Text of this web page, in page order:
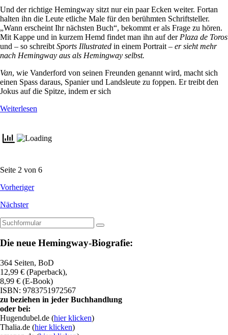
Und der richtige Hemingway sitzt nur ein paar Ecken weiter. Fortan
halten ihn die Leute etliche Male für den berühmten Schriftsteller.
„Wann erscheint Ihr nächsten Buch“, bekommt er als Frage zu hören.
Mit Kappe und in kurzem Hemd findet man ihn auf der Plaza de Toros
und – so schreibt Sports Illustrated in einem Portrait – er sieht mehr
nach Hemingway aus als Hemingway selbst.
Van, wie Vanderford von seinen Freunden genannt wird, macht sich
einen Spass daraus, Spanier und Landsleute zu foppen. Er treibt den
Jokus auf die Spitze, indem er sich
Weiterlesen
Seite 2 von 6
Vorheriger
Nächster
Suchen
Die neue Hemingway-Biografie:
364 Seiten, BoD
12,99 € (Paperback),
8,99 € (E-Book)
ISBN: 9783751972567
zu beziehen in jeder Buchhandlung
oder bei:
Hugendubel.de (hier klicken)
Thalia.de (hier klicken)